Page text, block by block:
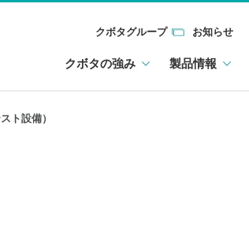
クボタグループ お知らせ
クボタの強み 製品情報
ト設備）